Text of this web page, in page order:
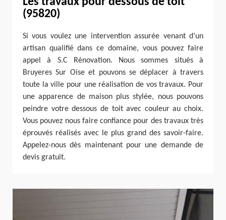
(95820)
Si vous voulez une intervention assurée venant d’un
artisan qualifié dans ce domaine, vous pouvez faire
appel à S.C Rénovation. Nous sommes situés à
Bruyeres Sur Oise et pouvons se déplacer à travers
toute la ville pour une réalisation de vos travaux. Pour
une apparence de maison plus stylée, nous pouvons
peindre votre dessous de toit avec couleur au choix.
Vous pouvez nous faire confiance pour des travaux très
éprouvés réalisés avec le plus grand des savoir-faire.
Appelez-nous dès maintenant pour une demande de
devis gratuit.